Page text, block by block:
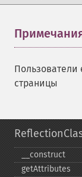
страницы
_​_​construct
getAttributes